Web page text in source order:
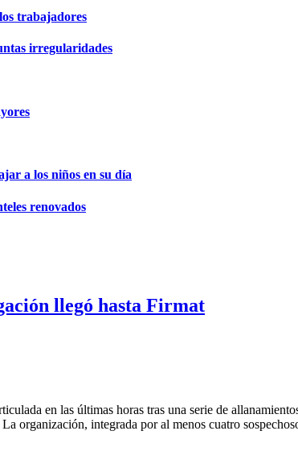
trabajadores
irregularidades
a los niños en su día
renovados
llegó hasta Firmat
en las últimas horas tras una serie de
organización, integrada por al menos cuatro